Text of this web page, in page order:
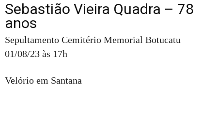
Sebastião Vieira Quadra – 78
anos
Sepultamento Cemitério Memorial Botucatu
01/08/23 às 17h
Velório em Santana